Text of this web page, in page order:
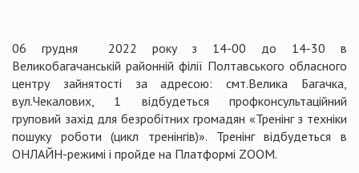
06 грудня 2022 року з 14-00 до 14-30 в
Великобагачанській районній філії Полтавського обласного
центру зайнятості за адресою: смт.Велика Багачка,
вул.Чекалових, 1 відбудеться профконсультаційний
груповий захід для безробітних громадян «Тренінг з техніки
пошуку роботи (цикл тренінгів)». Тренінг відбудеться в
ОНЛАЙН-режимі і пройде на Платформі ZOOM.